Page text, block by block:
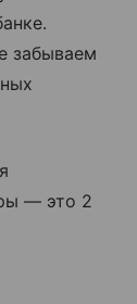
забываем
— это 2